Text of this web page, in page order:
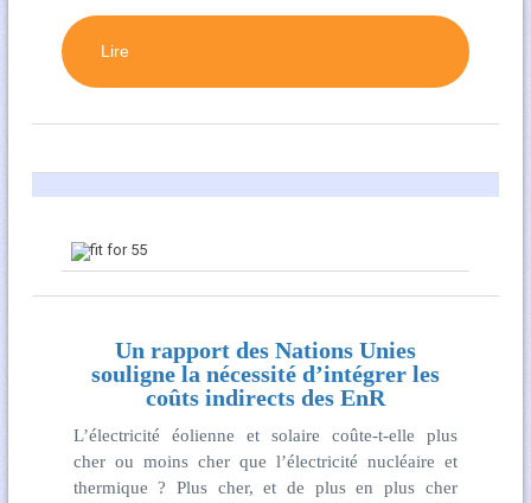
Lire
Un rapport des Nations Unies
souligne la nécessité d’intégrer les
coûts indirects des EnR
L’électricité éolienne et solaire coûte-t-elle plus
cher ou moins cher que l’électricité nucléaire et
thermique ? Plus cher, et de plus en plus cher